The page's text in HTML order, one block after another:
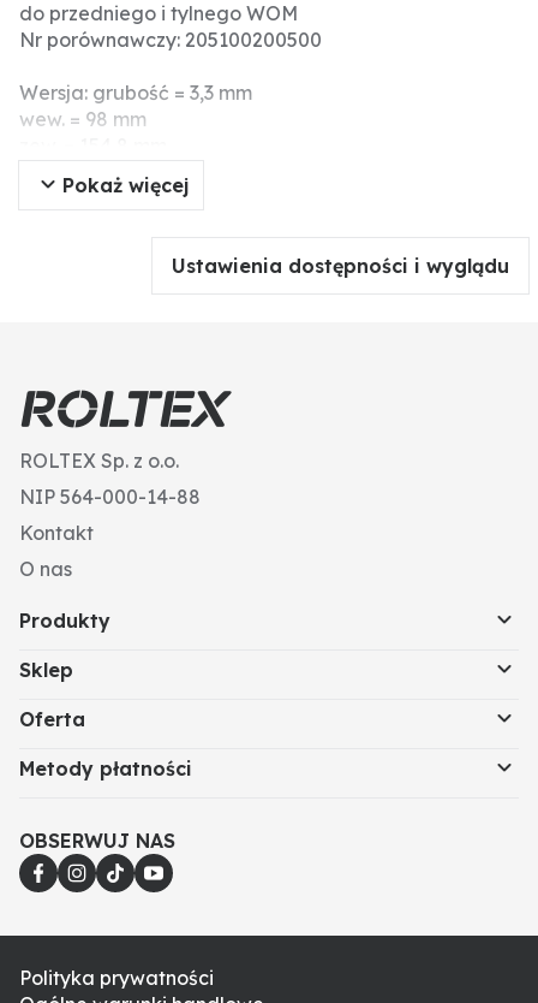
do przedniego i tylnego WOM
Nr porównawczy: 205100200500
Wersja: grubość = 3,3 mm
wew. = 98 mm
Pokaż więcej
Ustawienia dostępności i wyglądu
ROLTEX Sp. z o.o.
NIP 564-000-14-88
Kontakt
O nas
Produkty
Sklep
Oferta
Metody płatności
OBSERWUJ NAS
Polityka prywatności